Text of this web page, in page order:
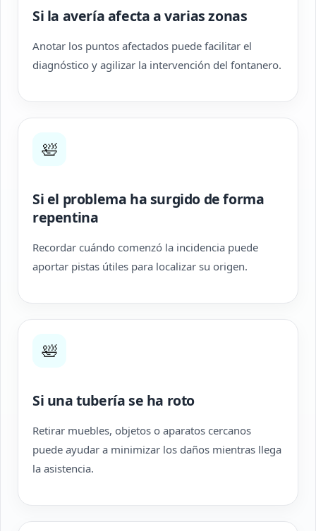
Si la avería afecta a varias zonas
Anotar los puntos afectados puede facilitar el
diagnóstico y agilizar la intervención del fontanero.
🛀
Si el problema ha surgido de forma
repentina
Recordar cuándo comenzó la incidencia puede
aportar pistas útiles para localizar su origen.
🛀
Si una tubería se ha roto
Retirar muebles, objetos o aparatos cercanos
puede ayudar a minimizar los daños mientras llega
la asistencia.